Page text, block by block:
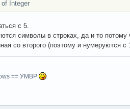
Integer
с 5.
символы в строках, да и то потому
со второго (поэтому и нумеруются с
== УМВР